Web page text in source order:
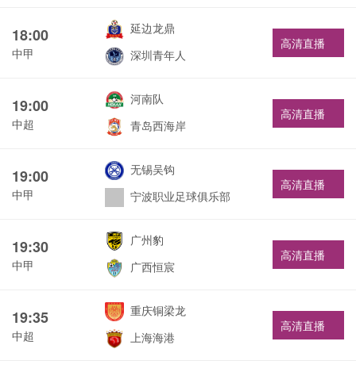
18:00
中甲
延边龙鼎
深圳青年人
高清直播
19:00
中超
河南队
青岛西海岸
高清直播
19:00
中甲
无锡吴钩
宁波职业足球俱乐部
高清直播
19:30
中甲
广州豹
广西恒宸
高清直播
19:35
中超
重庆铜梁龙
上海海港
高清直播